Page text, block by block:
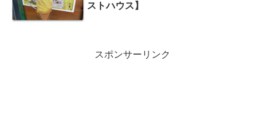
ストハウス】
スポンサーリンク